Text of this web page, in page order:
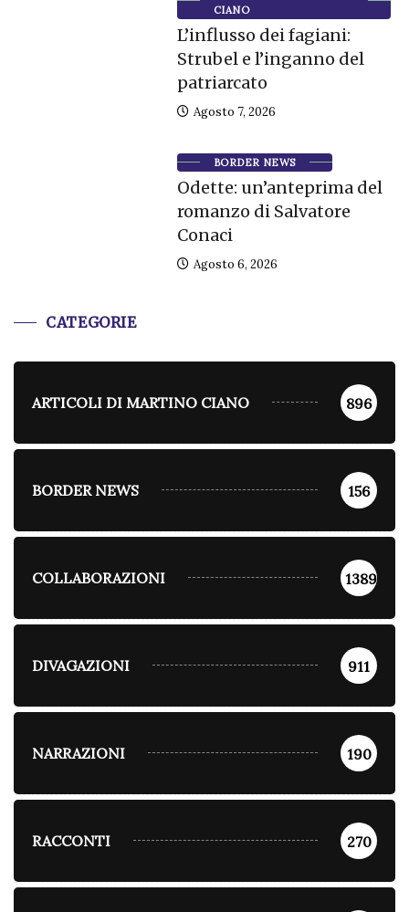
CIANO
L’influsso dei fagiani:
Strubel e l’inganno del
patriarcato
Agosto 7, 2026
BORDER NEWS
Odette: un’anteprima del
romanzo di Salvatore
Conaci
Agosto 6, 2026
CATEGORIE
ARTICOLI DI MARTINO CIANO 896
BORDER NEWS 156
COLLABORAZIONI 1389
DIVAGAZIONI 911
NARRAZIONI 190
RACCONTI 270